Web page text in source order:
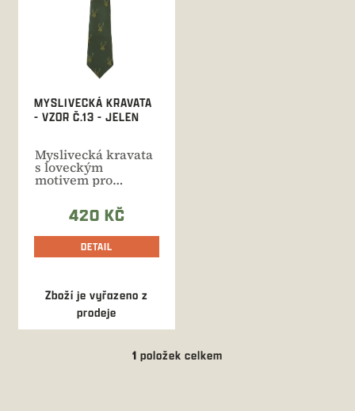
Zboží je vyřazeno z
prodeje
MYSLIVECKÁ KRAVATA
- VZOR Č.13 - JELEN
Myslivecká kravata
s loveckým
motivem pro
všechny příležitosti.
Moderní...420 KČ
DETAIL
O
1 položek celkem